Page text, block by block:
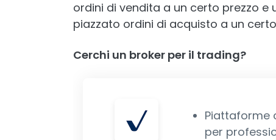
ordini di vendita a un certo prezzo e
piazzato ordini di acquisto a un
Cerchi un broker per il trading?
Piattaforme
per